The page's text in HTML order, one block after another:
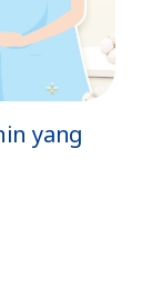
di Dalam